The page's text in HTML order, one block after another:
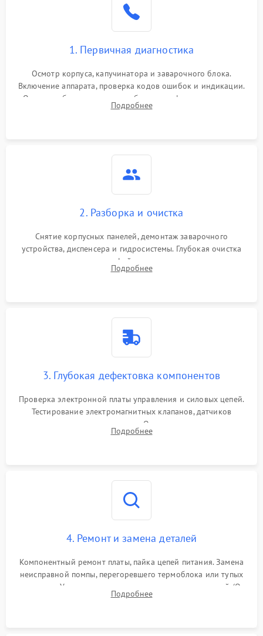
1. Первичная диагностика
Осмотр корпуса, капучинатора и заварочного блока.
Включение аппарата, проверка кодов ошибок и индикации.
Оценка работы помпы, термоблока и кофемолки на слух.
Измерение температуры и давления воды для выявления
Подробнее
2. Разборка и очистка
Снятие корпусных панелей, демонтаж заварочного
устройства, диспенсера и гидросистемы. Глубокая очистка
внутренних узлов от кофейных масел, жмыха и накипи.
Промывка дренажных каналов и фильтров с использованием
Подробнее
3. Глубокая дефектовка компонентов
Проверка электронной платы управления и силовых цепей.
Тестирование электромагнитных клапанов, датчиков
температуры и расходомера. Оценка степени износа
жерновов кофемолки, уплотнительных колец гидросистемы
Подробнее
4. Ремонт и замена деталей
Компонентный ремонт платы, пайка цепей питания. Замена
неисправной помпы, перегоревшего термоблока или тупых
жерновов. Установка новых силиконовых уплотнителей (O-
ring) и тефлоновых трубок для надежного устранения
Подробнее